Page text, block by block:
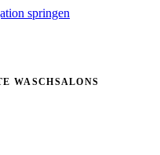
springen
WASCHSALONS